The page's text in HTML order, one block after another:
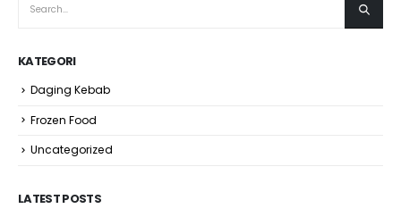
KATEGORI
Daging Kebab
Frozen Food
Uncategorized
LATEST POSTS